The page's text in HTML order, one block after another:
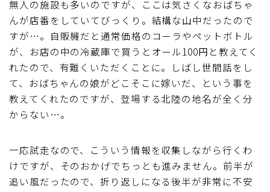
無人の施設も多いのですが、ここは気さくなおばちゃ
んが店番をしていてびっくり。結構な山中だったので
すが…。自販機だと通常価格のコーラやペットボトル
が、お店の中の冷蔵庫で買うとオール100円と教えてく
れたので、有難くいただくことに。しばし世間話をし
て、おばちゃんの娘がどこそこに嫁いだ、という事を
教えてくれたのですが、登場する北陸の地名が全く分
からない…。
一応試走なので、こういう情報を収集しながら行くわ
けですが、そのおかげでちっとも進みません。前半が
追い風だったので、折り返しになる後半が非常に不安